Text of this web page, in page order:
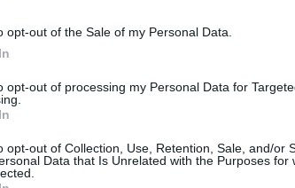
opt-out of the Sale of my Personal Data.
opt-out of processing my Personal Data for
opt-out of Collection, Use, Retention, Sale, and/or
Data that Is Unrelated with the Purposes for